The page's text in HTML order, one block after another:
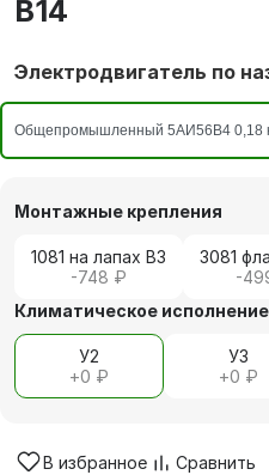
В14
Электродвигатель по
Монтажные крепления
1081 на лапах В3
-748 ₽
3081
-
Климатическое исполнение
У2
+0 ₽
У3
+0 ₽
В избранное Сравнить